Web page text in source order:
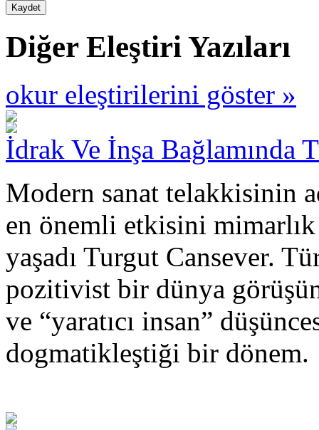
Diğer Eleştiri Yazıları
okur eleştirilerini göster »
İdrak Ve İnşa Bağlamında
Modern sanat telakkisinin
en önemli etkisini
yaşadı Turgut Cansever.
pozitivist bir dünya
ve “yaratıcı insan”
dogmatikleştiği bir dönem.